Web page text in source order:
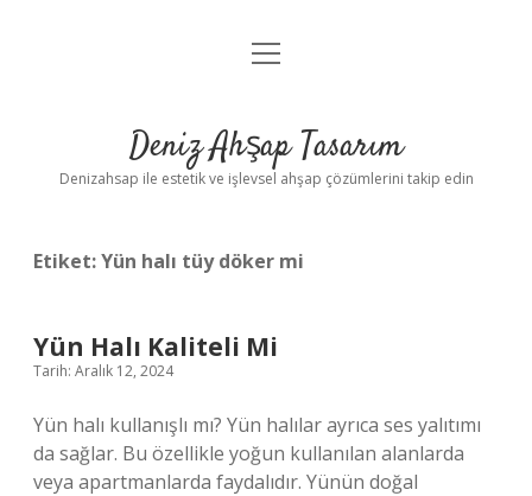
Anasayfa
Yasal Uyarı
menüyü
Deniz Ahşap Tasarım
Denizahsap ile estetik ve işlevsel ahşap çözümlerini takip edin
Etiket:Yün halı tüy döker mi
Yün Halı Kaliteli Mi
Tarih: Aralık 12, 2024
Yün halı kullanışlı mı? Yün halılar ayrıca ses yalıtımı
da sağlar. Bu özellikle yoğun kullanılan alanlarda
veya apartmanlarda faydalıdır. Yünün doğal